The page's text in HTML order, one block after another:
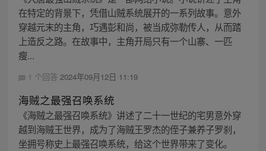
在特定的背景下，凭借山贼系统展开的一系列故事。意外
穿越元末的主角，巧遇彭和尚，被当成弥勒传人，从而踏
上造反之路。在故事中，主角开局只有一个山寨、一匹
瘦...
1 个回答 2024年09月12日 11:19
海贼之最强召唤系统
《海贼之最强召唤系统》讲述了二十一世纪的宅男意外穿
越到海贼王世界，成为了海贼王罗杰的侄子兼养子罗刹，
坐拥号称史上最强召唤系统，给这个世界带来了变化。